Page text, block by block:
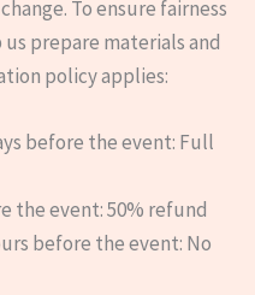
To ensure fairness
prepare materials and
policy applies:
before the event: Full
the event: 50% refund
before the event: No